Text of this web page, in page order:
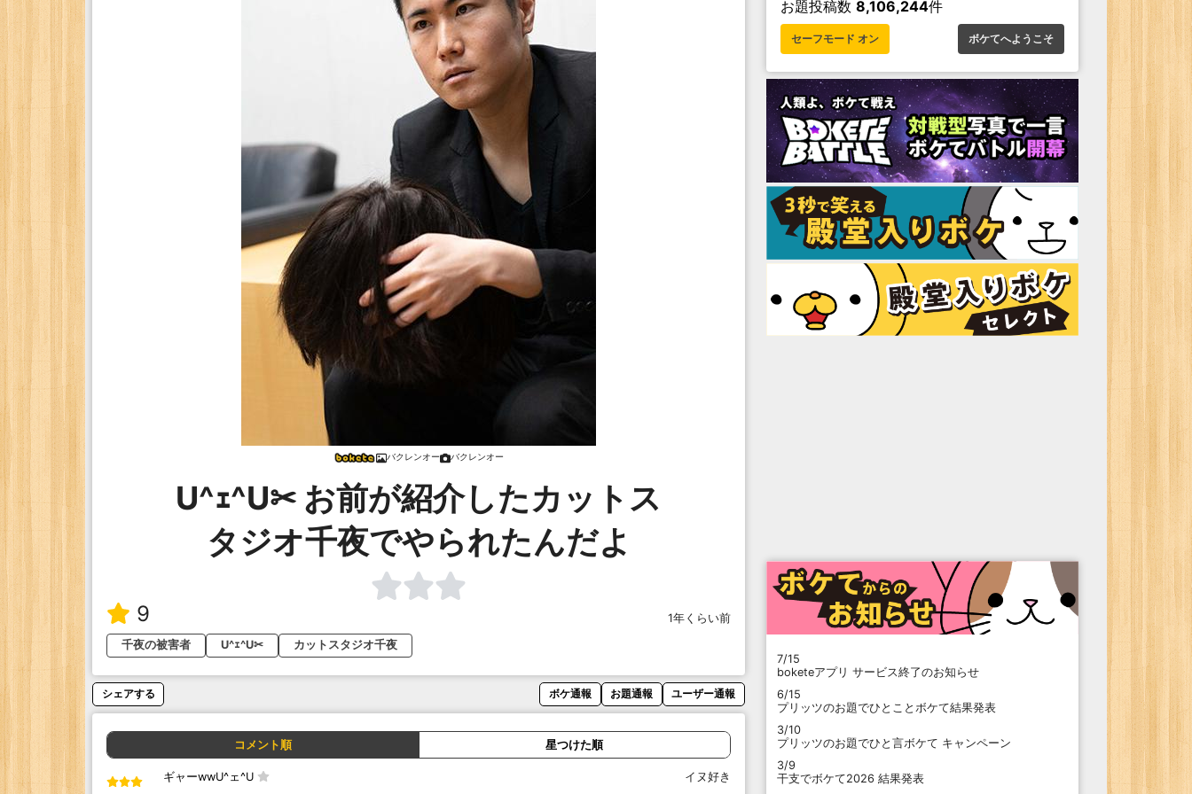
バクレンオー バクレンオー
U^ｪ^U✂ お前が紹介したカットス
タジオ千夜でやられたんだよ
9
1年くらい前
千夜の被害者
U^ｪ^U✂ カットスタジオ千夜
シェアする ボケ通報 お題通報 ユーザー通報
コメント順 星つけた順
ギャーwwU^ェ^U イヌ好き
お題投稿数 8,106,244件
セーフモード オン ボケてへようこそ
7/15
boketeアプリ サービス終了のお知らせ
6/15
プリッツのお題でひとことボケて結果発表
3/10
プリッツのお題でひと言ボケて キャンペーン
3/9
干支でボケて2026 結果発表